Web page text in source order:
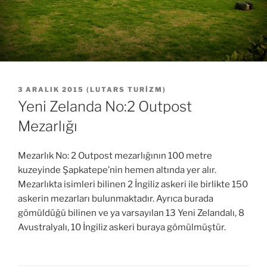
YAYIM
TARIHI
3 ARALIK 2015 ( LUTARS TURIZM )
Yeni Zelanda No:2 Outpost
Mezarlığı
Mezarlık No: 2 Outpost mezarlığının 100 metre
kuzeyinde Şapkatepe’nin hemen altında yer alır.
Mezarlıkta isimleri bilinen 2 İngiliz askeri ile birlikte 150
askerin mezarları bulunmaktadır. Ayrıca burada
gömüldüğü bilinen ve ya varsayılan 13 Yeni Zelandalı, 8
Avustralyalı, 10 İngiliz askeri buraya gömülmüştür.